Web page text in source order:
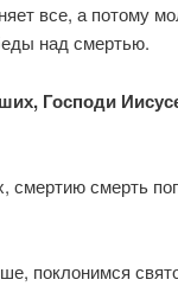
все, а потому
над смертью.
Господи
смертию смерть
поклонимся